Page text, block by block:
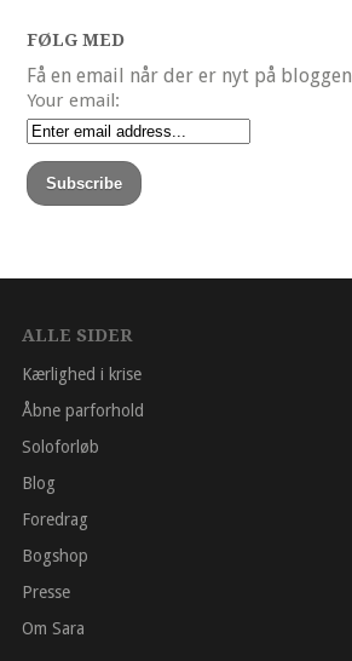
FØLG MED
Få en email når der er nyt på bloggen
Your email:
ALLE SIDER
Kærlighed i krise
Åbne parforhold
Soloforløb
Blog
Foredrag
Bogshop
Presse
Om Sara